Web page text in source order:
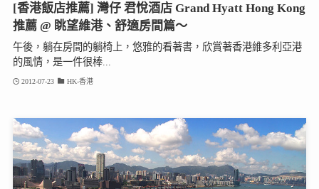
[香港飯店推薦] 灣仔 君悅酒店 Grand Hyatt Hong Kong
推薦 @ 眺望維港、舒適房間篇～
午後，躺在房間的躺椅上，悠雅的看著書，欣賞著香港維多利亞港
的風情，是一件很棒...
2012-07-23 HK-香港